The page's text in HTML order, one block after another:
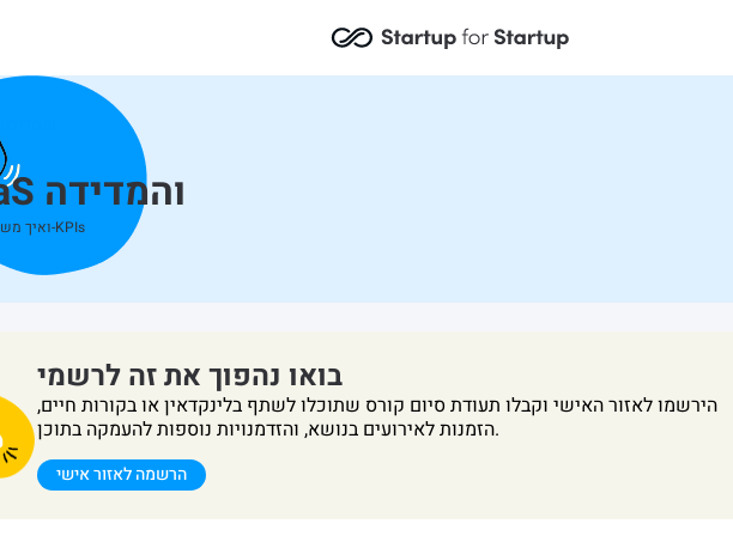
יסודות ה-SaaS והמדידה
מונחי יסוד בעולם ה-SaaS ואיך משתמשים ב-KPIs
בואו נהפוך את זה לרשמי
הירשמו לאזור האישי וקבלו תעודת סיום קורס שתוכלו לשתף בלינקדאין או בקורות חיים,
הזמנות לאירועים בנושא, והזדמנויות נוספות להעמקה בתוכן.
הרשמה לאזור אישי